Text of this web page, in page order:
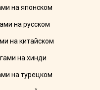
на японском
на русском
на китайском
на хинди
на турецком